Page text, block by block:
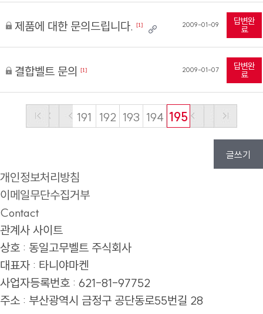
제품에 대한 문의드립니다. [1] 2009-01-09 답변완
료
결합벨트 문의 [1] 2009-01-07 답변완
료
191 192 193 194 195
글쓰기
개인정보처리방침
이메일무단수집거부
Contact
관계사 사이트
상호 : 동일고무벨트 주식회사
대표자 : 타니야마켄
사업자등록번호 : 621-81-97752
주소 : 부산광역시 금정구 공단동로55번길 28